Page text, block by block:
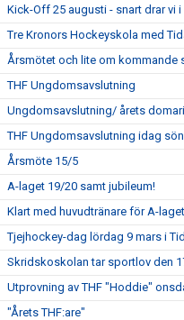
Kick-Off 25 augusti - snart drar vi
Tre Kronors Hockeyskola med
Årsmötet och lite om kommande
THF Ungdomsavslutning
Ungdomsavslutning/ årets
THF Ungdomsavslutning idag
Årsmöte 15/5
A-laget 19/20 samt jubileum!
Klart med huvudtränare för A-
Tjejhockey-dag lördag 9 mars i
Skridskoskolan tar sportlov den
Utprovning av THF "Hoddie"
"Årets THF:are"